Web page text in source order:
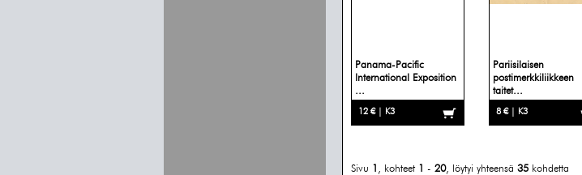
Panama-Pacific
International Exposition
...
12 € | K3
Pariisilaisen
postimerkkiliikkeen
taitet...
8 € | K3
Sivu 1 , kohteet 1 - 20, löytyi yhteensä 35 kohdetta